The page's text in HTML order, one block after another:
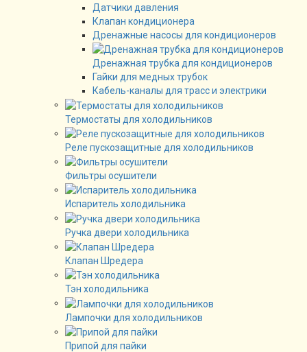
Датчики давления
Клапан кондиционера
Дренажные насосы для кондиционеров
Дренажная трубка для кондиционеров
Гайки для медных трубок
Кабель-каналы для трасс и электрики
Термостаты для холодильников
Реле пускозащитные для холодильников
Фильтры осушители
Испаритель холодильника
Ручка двери холодильника
Клапан Шредера
Тэн холодильника
Лампочки для холодильников
Припой для пайки